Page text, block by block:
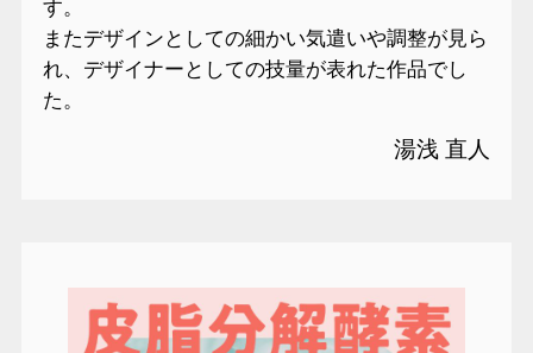
す。
またデザインとしての細かい気遣いや調整が見ら
れ、デザイナーとしての技量が表れた作品でし
た。
湯浅 直人